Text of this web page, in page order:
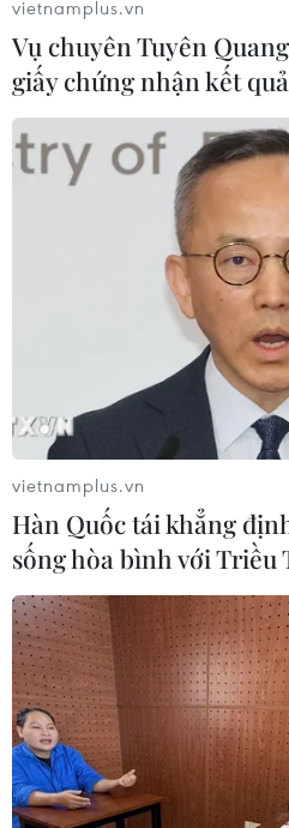
phối hợp với các đơn vị
ngành, địa phương có
năm 2021 đến năm 2025./.
#Môi trường biển và hải đảo
#Dự báo xâm thực bờ biển
Theo dõi VietnamPlus
vietnamplus.vn
Vụ chuyên Tuyên
giấy chứng nhận kết
vietnamplus.vn
Hàn Quốc tái khẳng
sống hòa bình với Triều